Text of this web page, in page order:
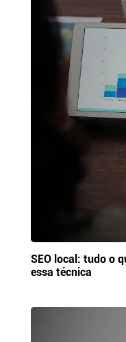
SEO local: tudo o
essa técnica